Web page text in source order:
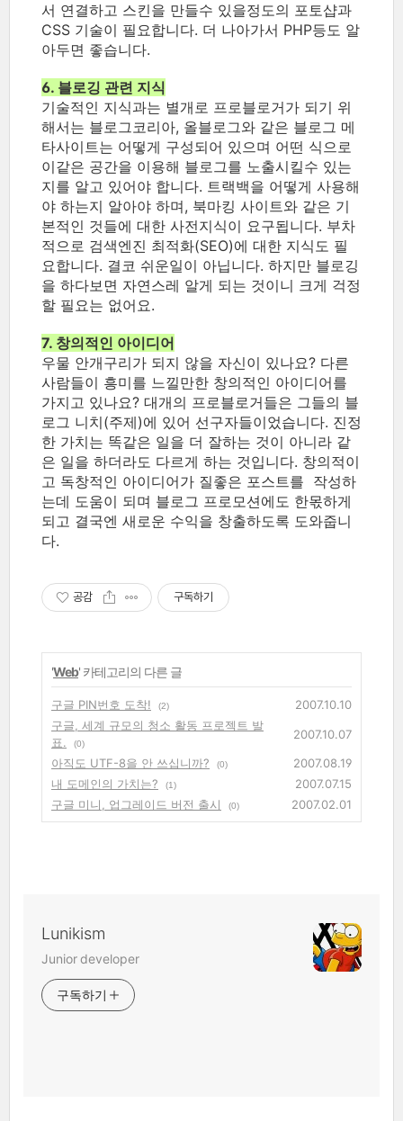
서 연결하고 스킨을 만들수 있을정도의 포토샵과
CSS 기술이 필요합니다. 더 나아가서 PHP등도 알
아두면 좋습니다.
6. 블로깅 관련 지식
기술적인 지식과는 별개로 프로블로거가 되기 위
해서는 블로그코리아, 올블로그와 같은 블로그 메
타사이트는 어떻게 구성되어 있으며 어떤 식으로
이같은 공간을 이용해 블로그를 노출시킬수 있는
지를 알고 있어야 합니다. 트랙백을 어떻게 사용해
야 하는지 알아야 하며, 북마킹 사이트와 같은 기
본적인 것들에 대한 사전지식이 요구됩니다. 부차
적으로 검색엔진 최적화(SEO)에 대한 지식도 필
요합니다. 결코 쉬운일이 아닙니다. 하지만 블로깅
을 하다보면 자연스레 알게 되는 것이니 크게 걱정
할 필요는 없어요.
7. 창의적인 아이디어
우물 안개구리가 되지 않을 자신이 있나요? 다른
사람들이 흥미를 느낄만한 창의적인 아이디어를
가지고 있나요? 대개의 프로블로거들은 그들의 블
로그 니치(주제)에 있어 선구자들이었습니다. 진정
한 가치는 똑같은 일을 더 잘하는 것이 아니라 같
은 일을 하더라도 다르게 하는 것입니다. 창의적이
고 독창적인 아이디어가 질좋은 포스트를 작성하
는데 도움이 되며 블로그 프로모션에도 한몫하게
되고 결국엔 새로운 수익을 창출하도록 도와줍니
다.
공감 구독하기
'Web' 카테고리의 다른 글
구글 PIN번호 도착! (2)
2007.10.10
구글, 세계 규모의 청소 활동 프로젝트 발
표.
(0)
2007.10.07
아직도 UTF-8을 안 쓰십니까?
(0)
2007.08.19
내 도메인의 가치는?
(1)
2007.07.15
구글 미니, 업그레이드 버전 출시
(0) 2007.02.01
Lunikism
Junior developer
구독하기